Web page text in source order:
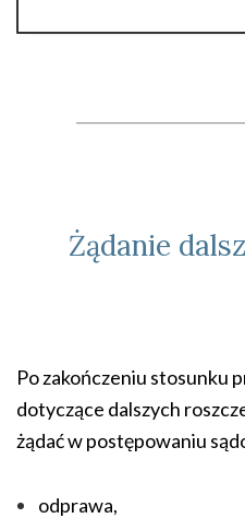
Żądanie
Po zakończeniu stosunku
dotyczące dalszych
żądać w postępowaniu
odprawa,